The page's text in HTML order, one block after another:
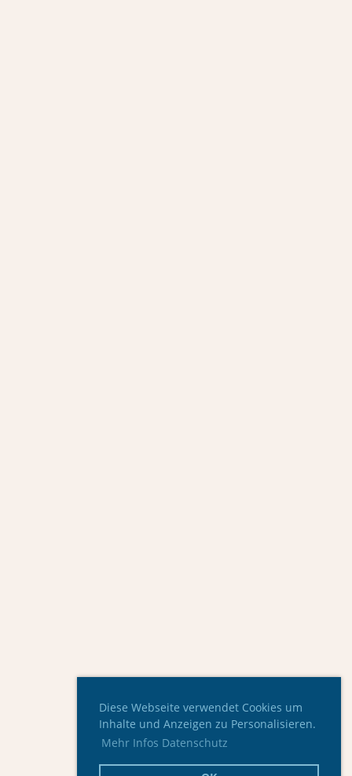
Diese Webseite verwendet Cookies um
Inhalte und Anzeigen zu Personalisieren.
Mehr Infos Datenschutz